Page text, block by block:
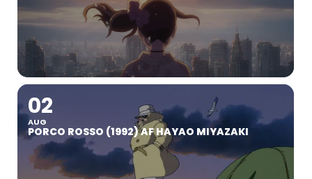
02
AUG
PORCO ROSSO (1992) AF HAYAO MIYAZAKI